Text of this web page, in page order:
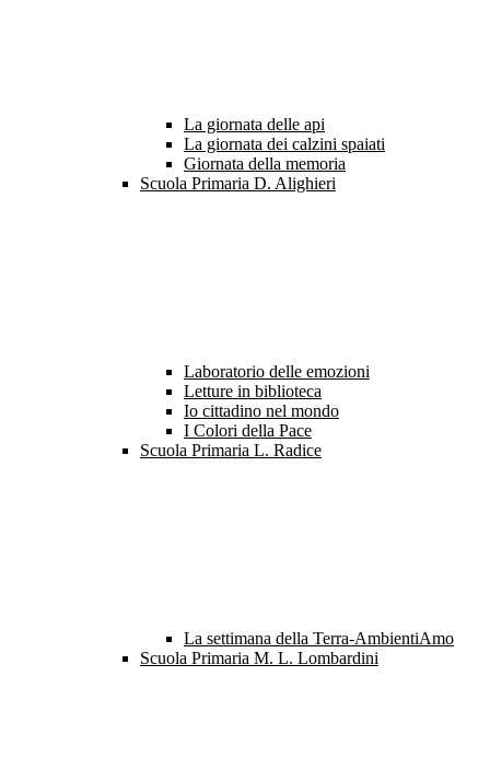
La giornata delle api
La giornata dei calzini spaiati
Giornata della memoria
Scuola Primaria D. Alighieri
Laboratorio delle emozioni
Letture in biblioteca
Io cittadino nel mondo
I Colori della Pace
Scuola Primaria L. Radice
La settimana della Terra-AmbientiAmo
Scuola Primaria M. L. Lombardini